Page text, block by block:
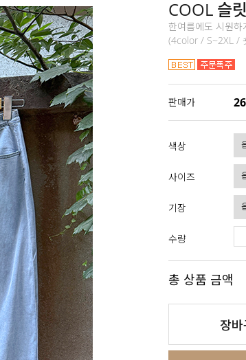
COOL 슬
한여름에도 시원
(4color / S~2XL /
판매가
색상
사이즈
기장
수량
총 상품 금액
장